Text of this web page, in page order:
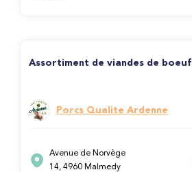
Assortiment de viandes de boeuf
Porcs Qualite Ardenne
Avenue de Norvège
14, 4960 Malmedy